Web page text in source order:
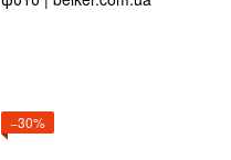
−30%